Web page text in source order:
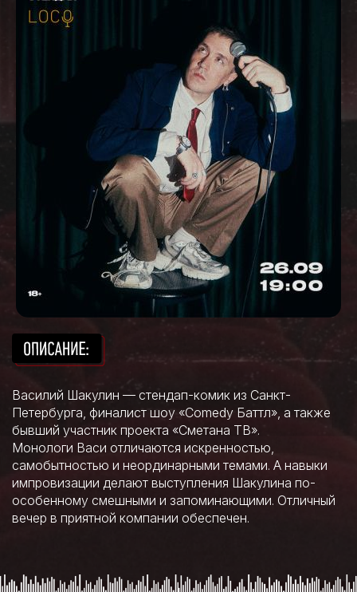
Василий Шакулин — стендап-комик из Санкт-
Петербурга, финалист шоу «Comedy Баттл», а также
бывший участник проекта «Сметана ТВ».
Монологи Васи отличаются искренностью,
самобытностью и неординарными темами. А навыки
импровизации делают выступления Шакулина по-
особенному смешными и запоминающими. Отличный
вечер в приятной компании обеспечен.